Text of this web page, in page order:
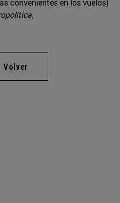
convenientes en los vuelos)
.